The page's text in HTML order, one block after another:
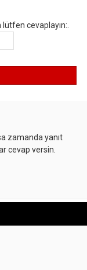
cevaplayın:.
zamanda yanıt
cevap versin.